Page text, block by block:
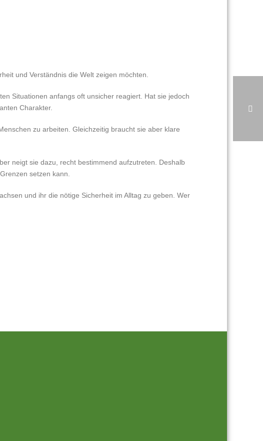
und Verständnis die Welt zeigen möchten.
Situationen anfangs oft unsicher reagiert. Hat sie jedoch
Charakter.
zu arbeiten. Gleichzeitig braucht sie aber klare
neigt sie dazu, recht bestimmend aufzutreten. Deshalb
setzen kann.
und ihr die nötige Sicherheit im Alltag zu geben. Wer